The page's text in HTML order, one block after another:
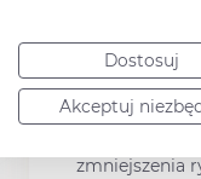
Dostosuj
Akceptuj
W przypadku
wenlafaksyną,
zmniejszanie
zmniejszenia